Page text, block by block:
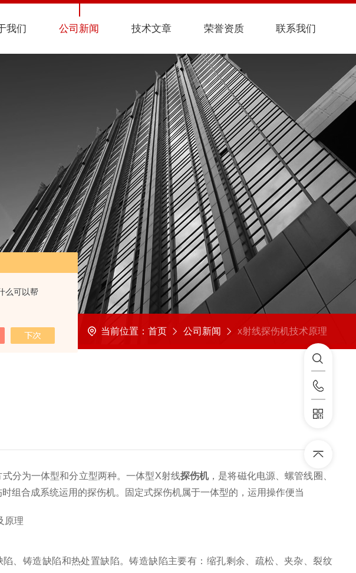
么可以帮
我们 公司新闻 技术文章 荣誉资质 联系我们
当前位置： 首页 公司新闻 x射线探伤机技术原理
分为一体型和分立型两种。一体型X射线探伤机，是将磁化电源、螺管线圈、
组合成系统运用的探伤机。固定式探伤机属于一体型的，运用操作便当
铸造缺陷和热处置缺陷。铸造缺陷主要有：缩孔剩余、疏松、夹杂、裂纹